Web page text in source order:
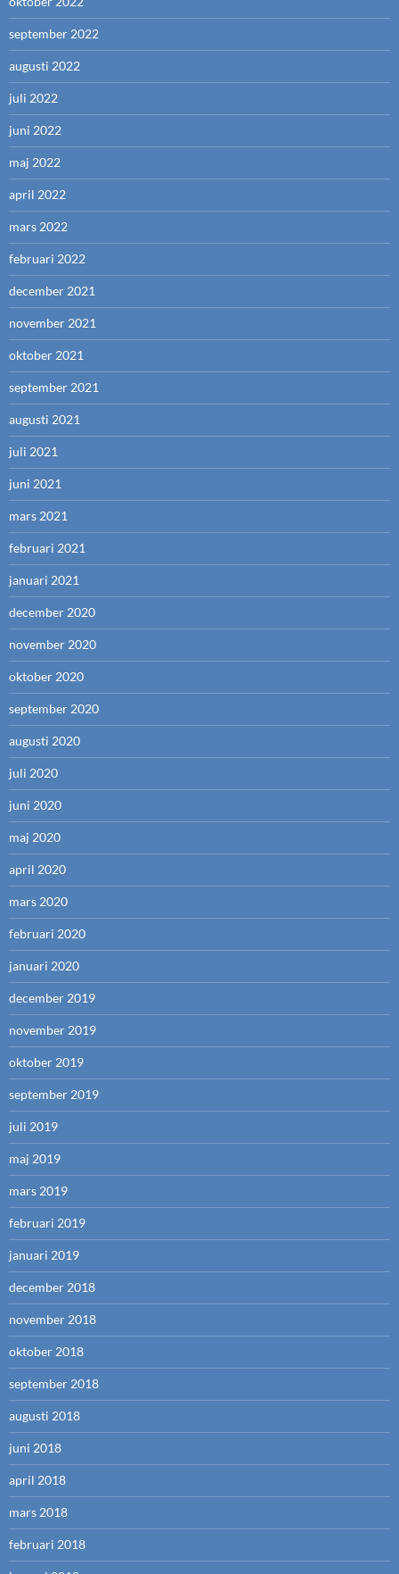
september 2022
augusti 2022
juli 2022
juni 2022
maj 2022
april 2022
mars 2022
februari 2022
december 2021
november 2021
oktober 2021
september 2021
augusti 2021
juli 2021
juni 2021
mars 2021
februari 2021
januari 2021
december 2020
november 2020
oktober 2020
september 2020
augusti 2020
juli 2020
juni 2020
maj 2020
april 2020
mars 2020
februari 2020
januari 2020
december 2019
november 2019
oktober 2019
september 2019
juli 2019
maj 2019
mars 2019
februari 2019
januari 2019
december 2018
november 2018
oktober 2018
september 2018
augusti 2018
juni 2018
april 2018
mars 2018
februari 2018